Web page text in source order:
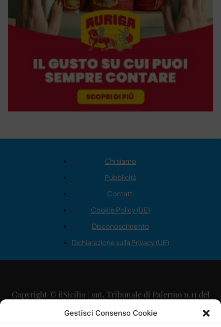
Gestisci Consenso Cookie
Chi siamo
Pubblicità
Contatti
Cookie Policy (UE)
Disconoscimento
Dichiarazione sulla Privacy (UE)
Copyright © ilSicilia | aut. Tribunale di Palermo n.11 del
29/09/2015